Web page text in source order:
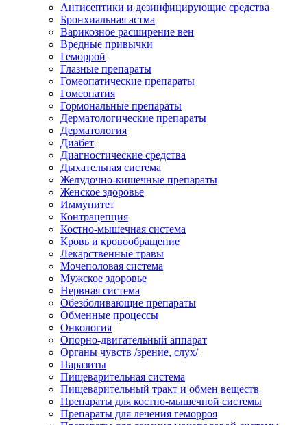
Антисептики и дезинфицирующие средства
Бронхиальная астма
Варикозное расширение вен
Вредные привычки
Геморрой
Глазные препараты
Гомеопатические препараты
Гомеопатия
Гормональные препараты
Дерматологические препараты
Дерматология
Диабет
Диагностические средства
Дыхательная система
Желудочно-кишечные препараты
Женское здоровье
Иммунитет
Контрацепция
Костно-мышечная система
Кровь и кровообращение
Лекарственные травы
Мочеполовая система
Мужское здоровье
Нервная система
Обезболивающие препараты
Обменные процессы
Онкология
Опорно-двигательный аппарат
Органы чувств /зрение, слух/
Паразиты
Пищеварительная система
Пищеварительный тракт и обмен веществ
Препараты для костно-мышечной системы
Препараты для лечения геморроя